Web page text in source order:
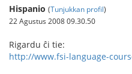
Hispanio (Tunjukkan profil)
22 Agustus 2008 09.30.50
Rigardu ĉi tie:
http://www.fsi-language-